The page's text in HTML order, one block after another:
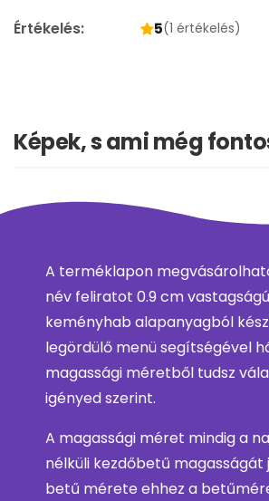
Értékelés: 5(1 értékelés)
Képek, s ami még
A terméklapon
név feliratot 0.9 cm
keményhab alapanyagból
legördülő menü segítségével
magassági méretből tudsz
igényed szerint.
A magassági méret mindig a
nélküli kezdőbetű magasságát
betű mérete ehhez a